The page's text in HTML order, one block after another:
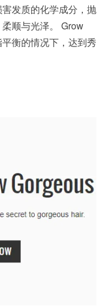
发质的化学成分，抛
顺与光泽。 Grow
衡的情况下，达到秀